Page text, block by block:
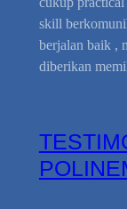
skill
berjalan baik ,
diberikan